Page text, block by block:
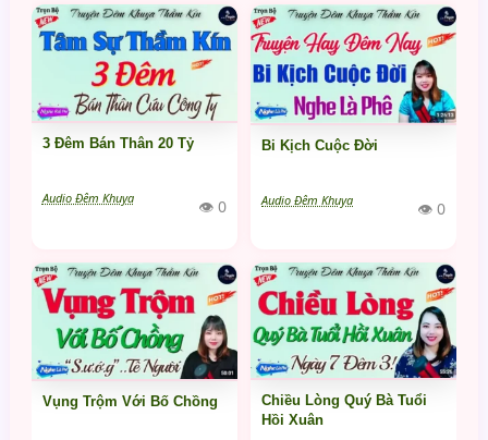
3 Đêm Bán Thân 20 Tỷ
Audio Đêm Khuya 👁 0
Bi Kịch Cuộc Đời
Audio Đêm Khuya 👁 0
Vụng Trộm Với Bố Chồng
Chiều Lòng Quý Bà Tuổi
Hồi Xuân